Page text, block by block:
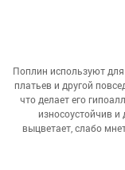
Поплин используют
платьев и другой
что делает его
износоустойчив и
выцветает, слабо